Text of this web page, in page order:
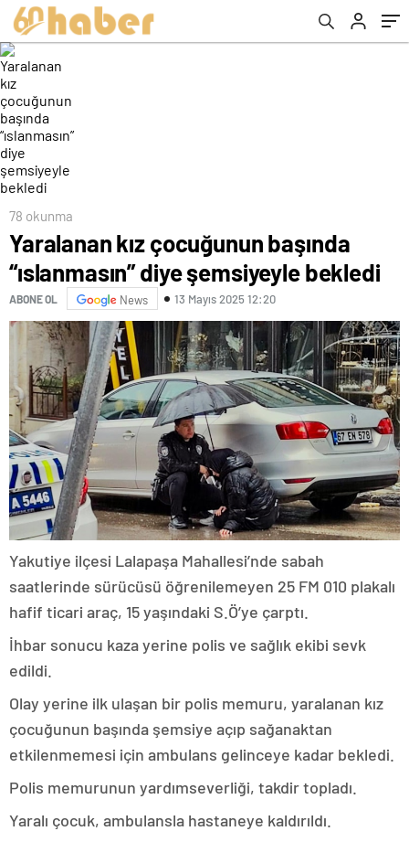
78 okunma
Yaralanan kız çocuğunun başında
“ıslanmasın” diye şemsiyeyle bekledi
ABONE OL News 13 Mayıs 2025 12:20
Yakutiye ilçesi Lalapaşa Mahallesi’nde sabah
saatlerinde sürücüsü öğrenilemeyen 25 FM 010 plakalı
hafif ticari araç, 15 yaşındaki S.Ö’ye çarptı.
İhbar sonucu kaza yerine polis ve sağlık ekibi sevk
edildi.
Olay yerine ilk ulaşan bir polis memuru, yaralanan kız
çocuğunun başında şemsiye açıp sağanaktan
etkilenmemesi için ambulans gelinceye kadar bekledi.
Polis memurunun yardımseverliği, takdir topladı.
Yaralı çocuk, ambulansla hastaneye kaldırıldı.